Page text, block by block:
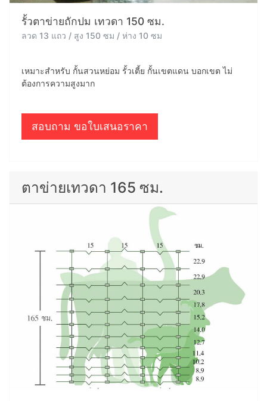
รั้วตาข่ายถักปม เทวดา 150 ซม.
ลวด 13 แถว / สูง 150 ซม / ห่าง 10 ซม
เหมาะสำหรับ กั้นสวนหย่อม รั้วเตี้ย กั้นเขตแดน บอกเขต ไม่
ต้องการความสูงมาก
สอบถาม ขอใบเสนอราคา
ตาข่ายเทวดา 165 ซม.